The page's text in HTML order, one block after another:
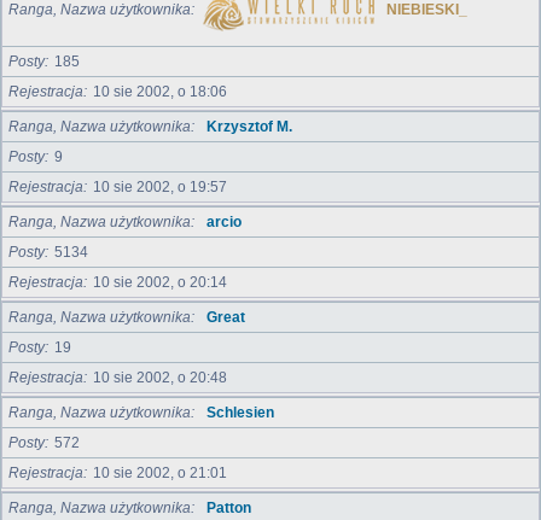
Ranga, Nazwa użytkownika NIEBIESKI_
Posty
185
Rejestracja
10 sie 2002, o 18:06
Ranga, Nazwa użytkownika
Krzysztof M.
Posty 9
Rejestracja
10 sie 2002, o 19:57
Ranga, Nazwa użytkownika
arcio
Posty 5134
Rejestracja
10 sie 2002, o 20:14
Ranga, Nazwa użytkownika
Great
Posty
19
Rejestracja
10 sie 2002, o 20:48
Ranga, Nazwa użytkownika
Schlesien
Posty 572
Rejestracja
10 sie 2002, o 21:01
Ranga, Nazwa użytkownika
Patton